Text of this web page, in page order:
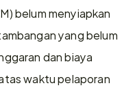
belum menyiapkan
yang belum
dan biaya
waktu pelaporan